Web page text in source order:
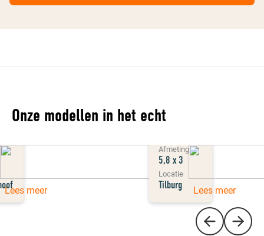
Onze modellen in het echt
Afmeting
5,8 x 3
Locatie
Tilburg
Lees meer Lees meer